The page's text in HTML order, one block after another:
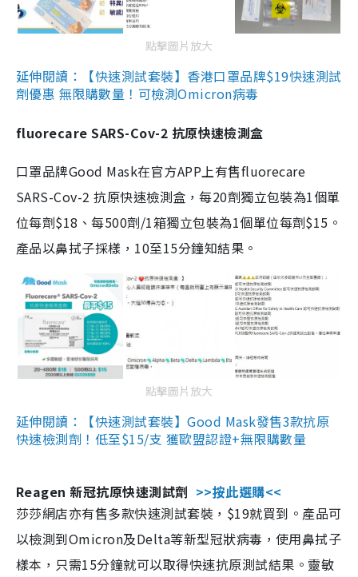
點擊圖片放大
延伸閱讀：【快速測試套裝】香港口罩品牌$19快速測試
劑優惠 無限購數量！可檢測Omicron病毒
fluorecare SARS-Cov-2 抗原快速檢測盒
口罩品牌Good Mask在官方APP上有售fluorecare
SARS-Cov-2 抗原快速檢測盒，每20劑獨立包裝為1個單
位每劑$18、每500劑/1箱獨立包裝為1個單位每劑$15。
產品以鼻拭子採樣，10至15分鐘知結果。
點擊圖片放大
延伸閱讀：【快速測試套裝】Good Mask發售3款抗原
快速檢測劑！低至$15/支 獲歐盟認證+無限購數量
Reagen 新冠抗原快速測試劑 >>按此選購<<
莎莎網店亦有售多款快速測試套裝，$19就買到。產品可
以檢測到Omicron及Delta等新型冠狀病毒，使用鼻拭子
樣本，只需15分鐘就可以取得快速抗原測試結果。靈敏